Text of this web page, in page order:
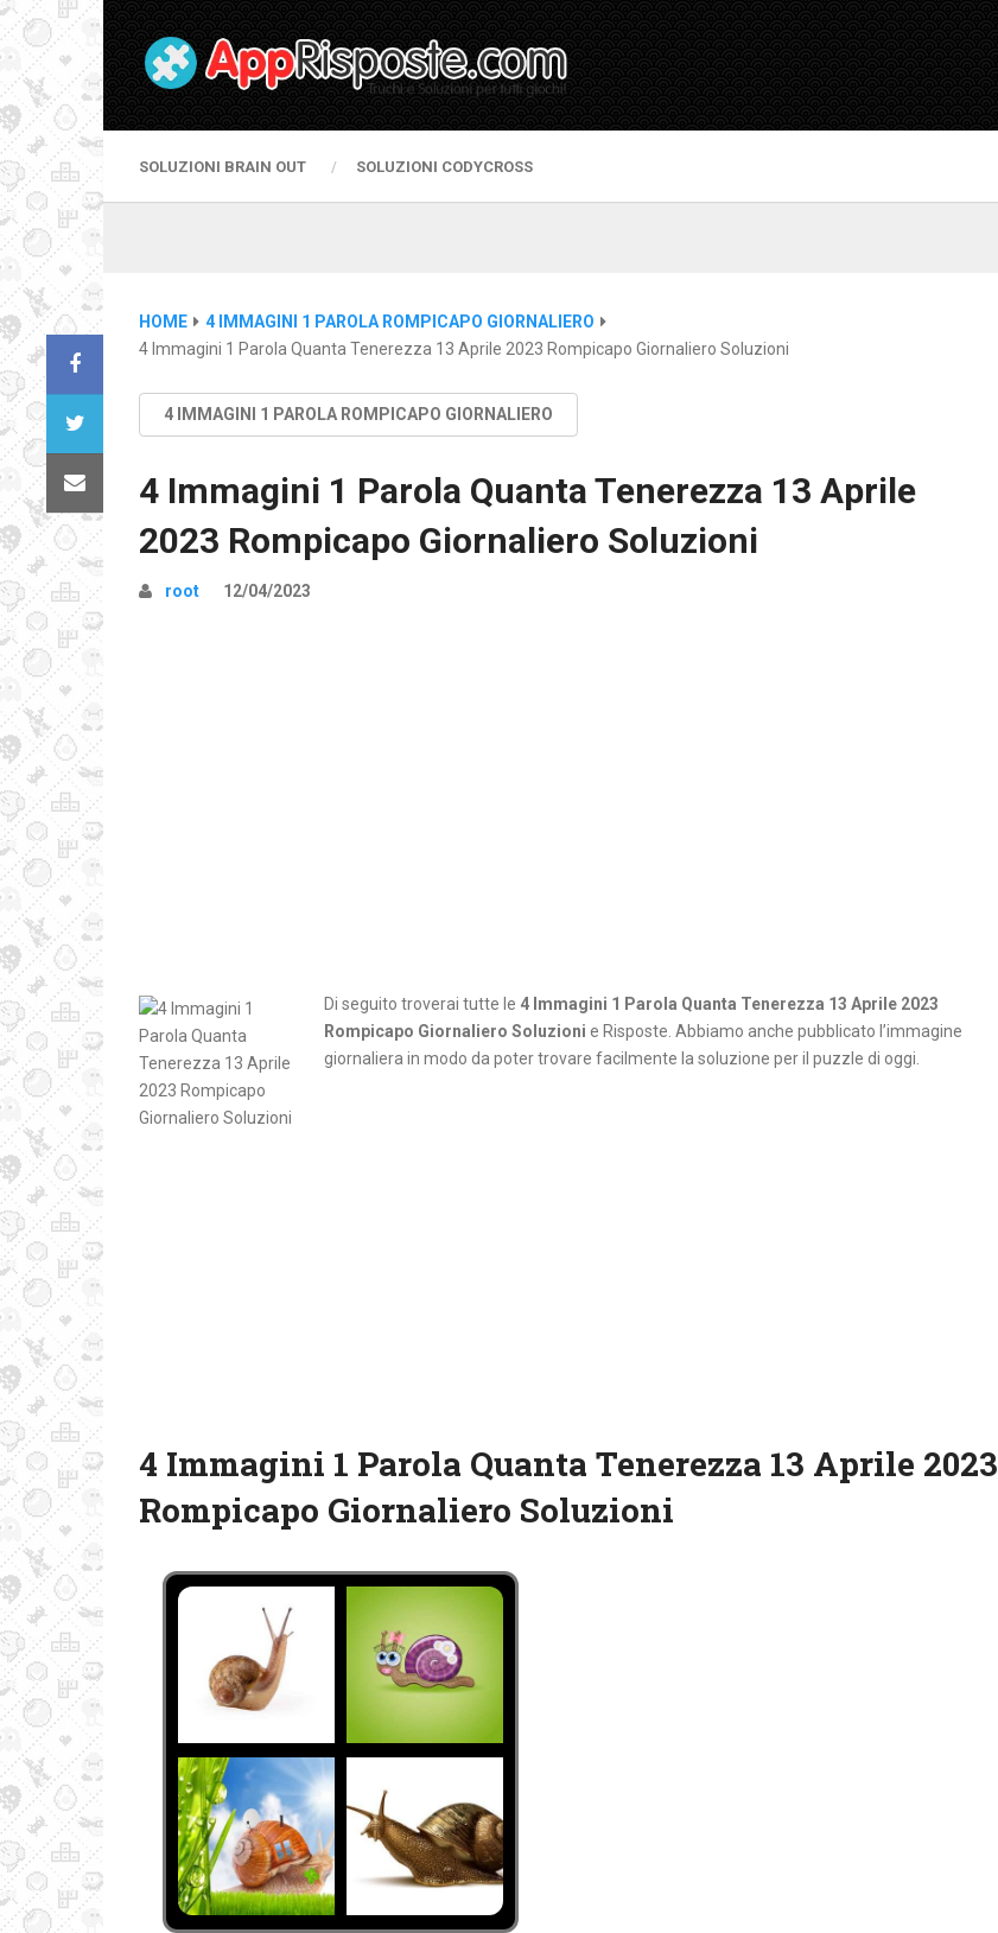
SOLUZIONI BRAIN OUT SOLUZIONI CODYCROSS
HOME
4 IMMAGINI 1 PAROLA ROMPICAPO GIORNALIERO
4 Immagini 1 Parola Quanta Tenerezza 13 Aprile 2023 Rompicapo Giornaliero Soluzioni
4 IMMAGINI 1 PAROLA ROMPICAPO GIORNALIERO
4 Immagini 1 Parola Quanta Tenerezza 13 Aprile
2023 Rompicapo Giornaliero Soluzioni
root 12/04/2023
Di seguito troverai tutte le 4 Immagini 1 Parola Quanta Tenerezza 13 Aprile 2023
Rompicapo Giornaliero Soluzioni e Risposte. Abbiamo anche pubblicato l’immagine
giornaliera in modo da poter trovare facilmente la soluzione per il puzzle di oggi.
4 Immagini 1 Parola Quanta Tenerezza 13 Aprile 2023
Rompicapo Giornaliero Soluzioni